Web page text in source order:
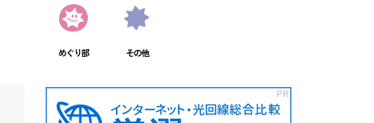
めぐり部 その他